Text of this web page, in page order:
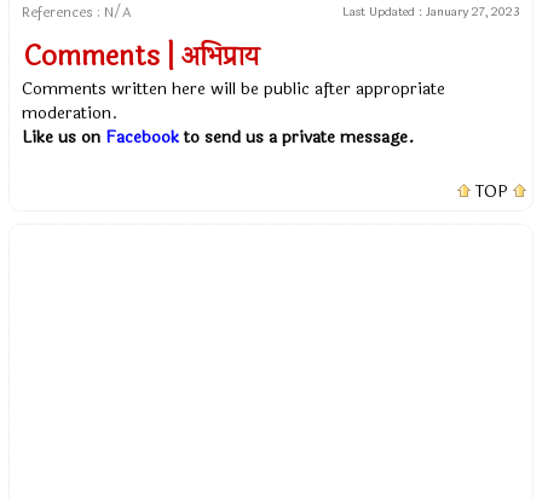
References : N/A Last Updated : January 27, 2023
Comments | अभिप्राय
Comments written here will be public after appropriate
moderation.
Like us on Facebookto send us a private message.
TOP